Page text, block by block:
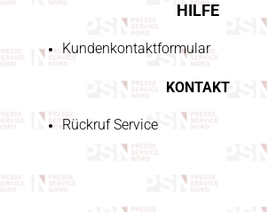
HILFE
Kundenkontaktformular
KONTAKT
Rückruf Service